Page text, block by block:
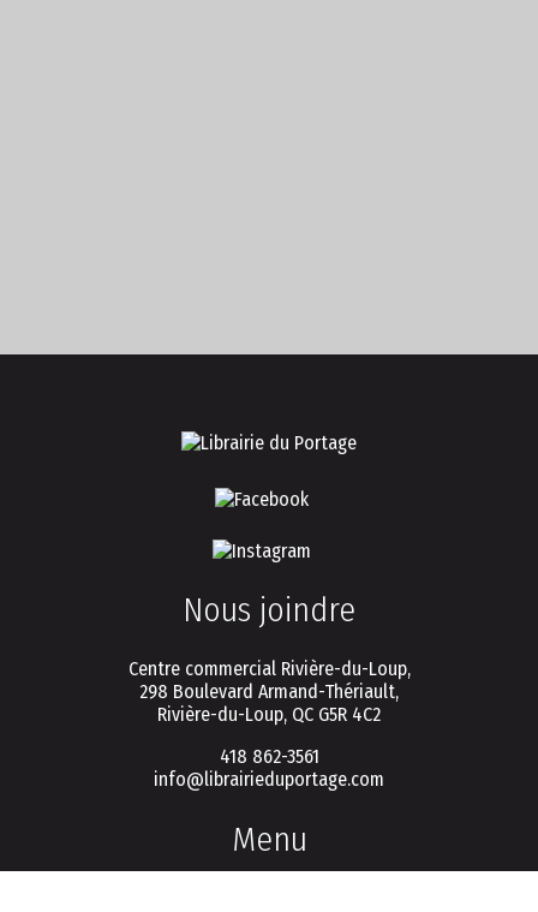
Nous joindre
Centre commercial Rivière-du-Loup,
298 Boulevard Armand-Thériault,
Rivière-du-Loup, QC G5R 4C2
418 862-3561
info@librairieduportage.com
Menu